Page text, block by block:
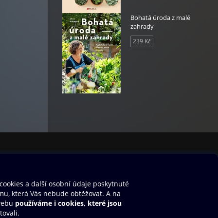
Bohatá úroda z malé
zahrady
239 Kč